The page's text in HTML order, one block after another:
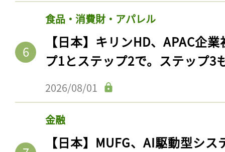
食品・消費財・アパレル
【日本】キリンHD、APAC企
プ1とステップ2で。ステップ3
2026/08/01
金融
【日本】MUFG、AI駆動型シ